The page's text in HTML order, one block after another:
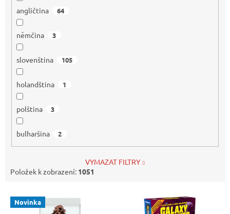
angličtina 64
němčina 3
slovenština 105
holandština 1
polština 3
bulharšina 2
VYMAZAT FILTRY
Položek k zobrazení: 1051
V Novinka